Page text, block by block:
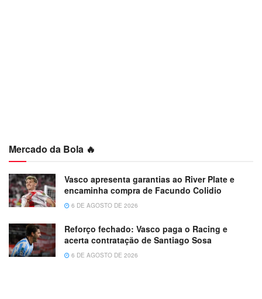
Mercado da Bola 🔥
Vasco apresenta garantias ao River Plate e
encaminha compra de Facundo Colidio
6 DE AGOSTO DE 2026
Reforço fechado: Vasco paga o Racing e
acerta contratação de Santiago Sosa
6 DE AGOSTO DE 2026